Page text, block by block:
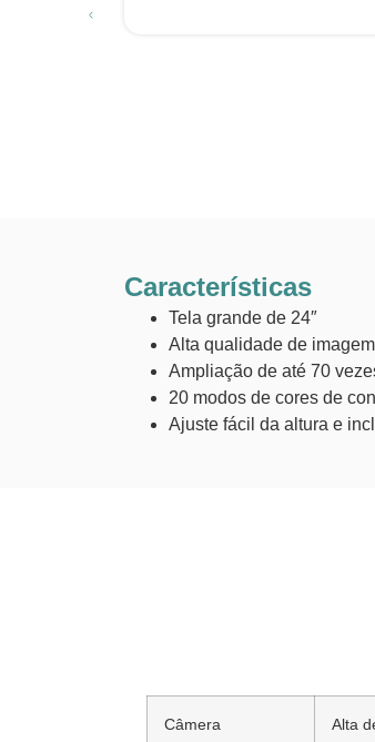
Características
Tela grande de 24″
Alta qualidade de imagem
Ampliação de até 70
20 modos de cores de
Ajuste fácil da altura e
Câmera Alta